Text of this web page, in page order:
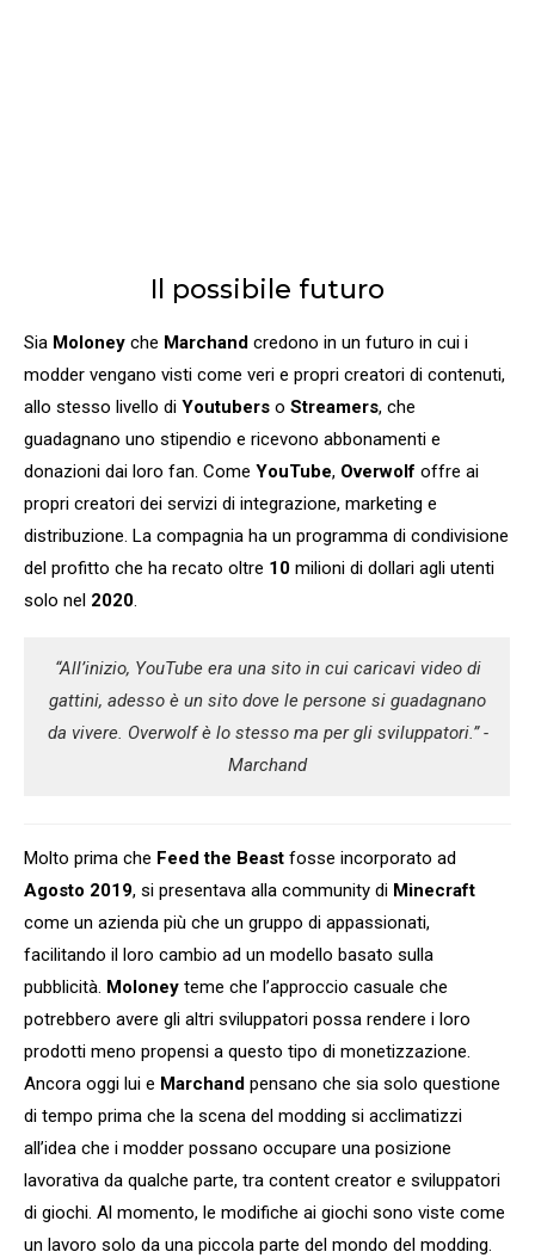
Il possibile futuro
Sia Moloney che Marchand credono in un futuro in cui i
modder vengano visti come veri e propri creatori di contenuti,
allo stesso livello di Youtubers o Streamers, che
guadagnano uno stipendio e ricevono abbonamenti e
donazioni dai loro fan. Come YouTube, Overwolf offre ai
propri creatori dei servizi di integrazione, marketing e
distribuzione. La compagnia ha un programma di condivisione
del profitto che ha recato oltre 10 milioni di dollari agli utenti
solo nel 2020.
“All’inizio, YouTube era una sito in cui caricavi video di
gattini, adesso è un sito dove le persone si guadagnano
da vivere. Overwolf è lo stesso ma per gli sviluppatori.” -
Marchand
Molto prima che Feed the Beast fosse incorporato ad
Agosto 2019, si presentava alla community di Minecraft
come un azienda più che un gruppo di appassionati,
facilitando il loro cambio ad un modello basato sulla
pubblicità. Moloney teme che l’approccio casuale che
potrebbero avere gli altri sviluppatori possa rendere i loro
prodotti meno propensi a questo tipo di monetizzazione.
Ancora oggi lui e Marchand pensano che sia solo questione
di tempo prima che la scena del modding si acclimatizzi
all’idea che i modder possano occupare una posizione
lavorativa da qualche parte, tra content creator e sviluppatori
di giochi. Al momento, le modifiche ai giochi sono viste come
un lavoro solo da una piccola parte del mondo del modding.